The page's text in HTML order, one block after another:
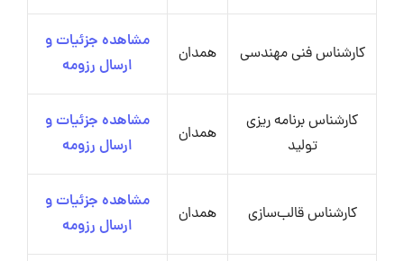
کارشناس فنی مهندسی همدان
مشاهده جزئیات و
ارسال رزومه
کارشناس برنامه ریزی
تولید
همدان
مشاهده جزئیات و
ارسال رزومه
کارشناس قالب‌سازی همدان
مشاهده جزئیات و
ارسال رزومه